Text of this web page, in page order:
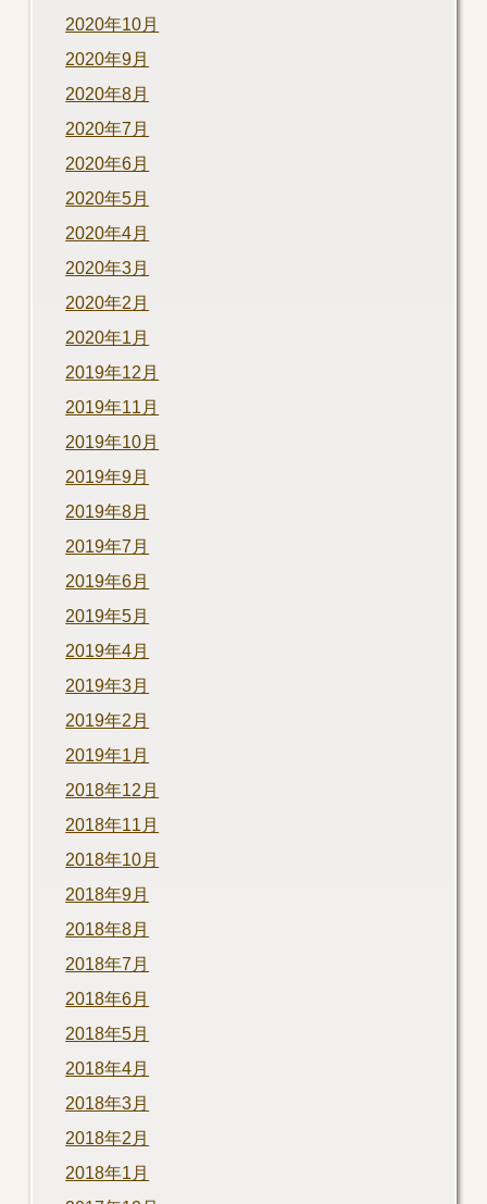
2020年10月
2020年9月
2020年8月
2020年7月
2020年6月
2020年5月
2020年4月
2020年3月
2020年2月
2020年1月
2019年12月
2019年11月
2019年10月
2019年9月
2019年8月
2019年7月
2019年6月
2019年5月
2019年4月
2019年3月
2019年2月
2019年1月
2018年12月
2018年11月
2018年10月
2018年9月
2018年8月
2018年7月
2018年6月
2018年5月
2018年4月
2018年3月
2018年2月
2018年1月